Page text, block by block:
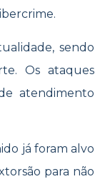
sendo
Os ataques
atendimento
já foram alvo
para não